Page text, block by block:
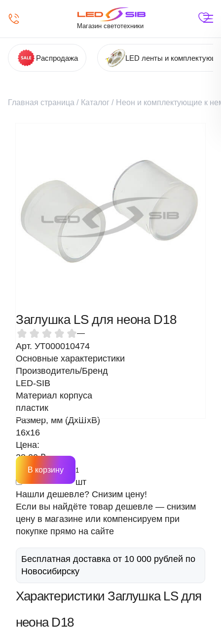
Магазин светотехники
Распродажа LED ленты и
Главная страница / Каталог / Неон и комплектующие к
Заглушка LS для неона D18
—
Арт. УТ000010474
Основные характеристики
Производитель/Бренд
LED-SIB
Материал корпуса
пластик
Размер, мм (ДхШхВ)
16х16
Цена:
28.20 ₽
шт
В корзину
Нашли дешевле? Снизим цену!
Если вы найдёте товар дешевле — снизим
цену в магазине или компенсируем при
покупке прямо на сайте
Бесплатная доставка от 10 000 рублей по
Новосибирску
Характеристики Заглушка LS для
неона D18